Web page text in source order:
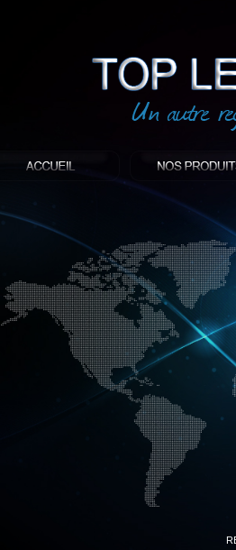
: Top led world
Produit décoratif led
Objet publicitaire led
éclairage blanc led
Enseigne publicitaire
Fabriquant et distributeur français
gamme à base de LED.
led, Topledworld, top led world, top
économie énergie, edf, lumière,